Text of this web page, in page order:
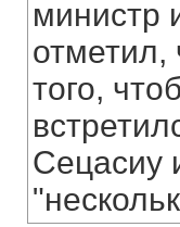
министр
отметил,
того,
Сецасиу